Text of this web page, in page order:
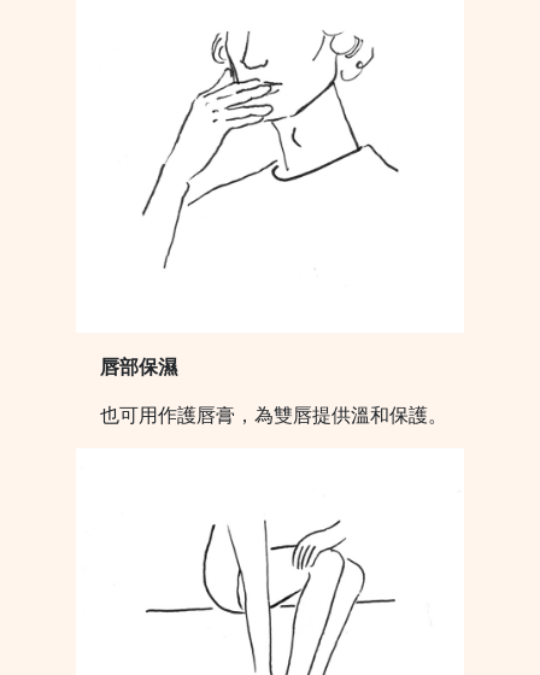
唇部保濕
也可用作護唇膏，為雙唇提供溫和保護。